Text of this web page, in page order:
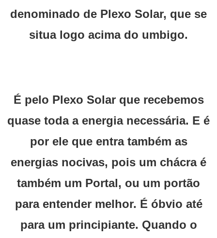
denominado de Plexo Solar, que se
situa logo acima do umbigo.
É pelo Plexo Solar que recebemos
quase toda a energia necessária. E é
por ele que entra também as
energias nocivas, pois um chácra é
também um Portal, ou um portão
para entender melhor. É óbvio até
para um principiante. Quando o